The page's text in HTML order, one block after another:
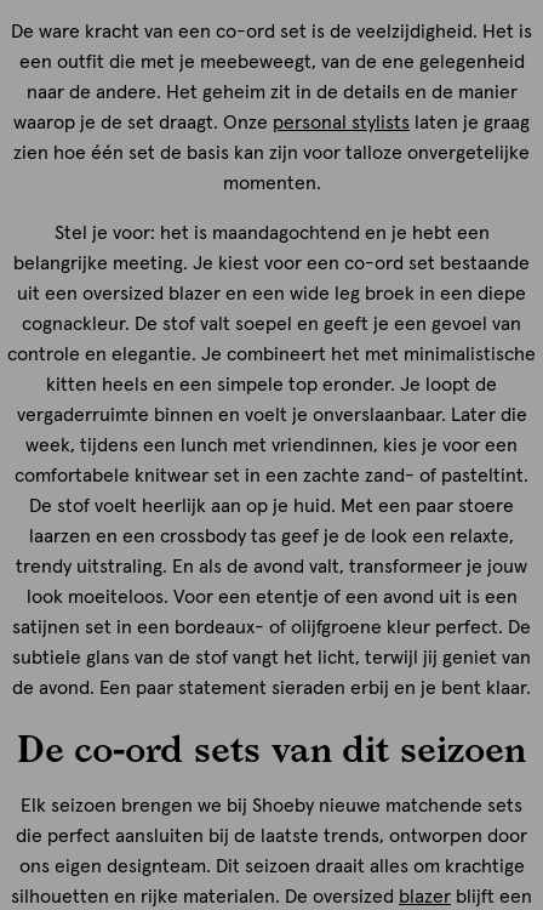
De ware kracht van een co-ord set is de veelzijdigheid. Het is
een outfit die met je meebeweegt, van de ene gelegenheid
naar de andere. Het geheim zit in de details en de manier
waarop je de set draagt. Onze personal stylists laten je graag
zien hoe één set de basis kan zijn voor talloze onvergetelijke
momenten.
Stel je voor: het is maandagochtend en je hebt een
belangrijke meeting. Je kiest voor een co-ord set bestaande
uit een oversized blazer en een wide leg broek in een diepe
cognackleur. De stof valt soepel en geeft je een gevoel van
controle en elegantie. Je combineert het met minimalistische
kitten heels en een simpele top eronder. Je loopt de
vergaderruimte binnen en voelt je onverslaanbaar. Later die
week, tijdens een lunch met vriendinnen, kies je voor een
comfortabele knitwear set in een zachte zand- of pasteltint.
De stof voelt heerlijk aan op je huid. Met een paar stoere
laarzen en een crossbody tas geef je de look een relaxte,
trendy uitstraling. En als de avond valt, transformeer je jouw
look moeiteloos. Voor een etentje of een avond uit is een
satijnen set in een bordeaux- of olijfgroene kleur perfect. De
subtiele glans van de stof vangt het licht, terwijl jij geniet van
de avond. Een paar statement sieraden erbij en je bent klaar.
De co-ord sets van dit seizoen
Elk seizoen brengen we bij Shoeby nieuwe matchende sets
die perfect aansluiten bij de laatste trends, ontworpen door
ons eigen designteam. Dit seizoen draait alles om krachtige
silhouetten en rijke materialen. De oversized blazer blijft een